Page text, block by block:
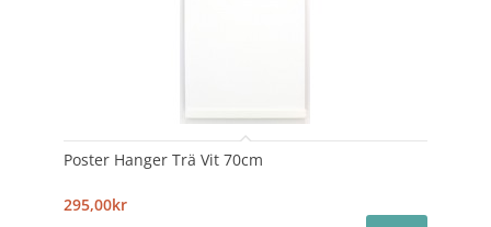
Poster Hanger Trä Vit 70cm
295,00kr